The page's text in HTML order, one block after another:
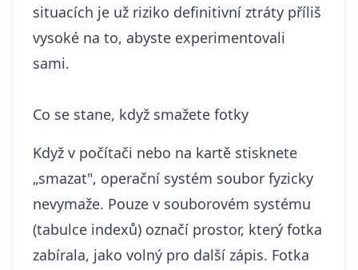
situacích je už riziko definitivní ztráty příliš
vysoké na to, abyste experimentovali
sami.
Co se stane, když smažete fotky
Když v počítači nebo na kartě stisknete
„smazat", operační systém soubor fyzicky
nevymaže. Pouze v souborovém systému
(tabulce indexů) označí prostor, který fotka
zabírala, jako volný pro další zápis. Fotka